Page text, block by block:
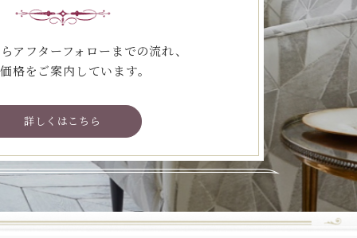
アフターフォローまでの流れ、
格をご案内しています。
詳しくはこちら